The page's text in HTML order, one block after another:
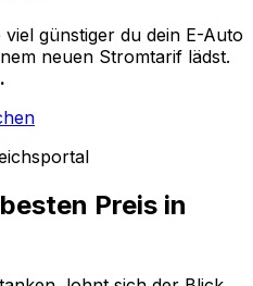
günstiger du dein E-Auto
neuen Stromtarif lädst.
Preis in